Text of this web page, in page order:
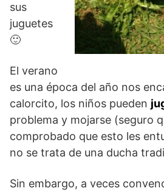
sus
juguetes
🙂
El verano
es una época del año nos
calorcito, los niños pueden
problema y mojarse (seguro
comprobado que esto les
no se trata de una ducha
Sin embargo, a veces